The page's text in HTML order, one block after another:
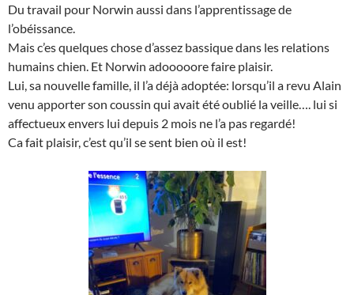
Du travail pour Norwin aussi dans l’apprentissage de
l’obéissance.
Mais c’es quelques chose d’assez bassique dans les relations
humains chien. Et Norwin adooooore faire plaisir.
Lui, sa nouvelle famille, il l’a déjà adoptée: lorsqu’il a revu Alain
venu apporter son coussin qui avait été oublié la veille…. lui si
affectueux envers lui depuis 2 mois ne l’a pas regardé!
Ca fait plaisir, c’est qu’il se sent bien où il est!